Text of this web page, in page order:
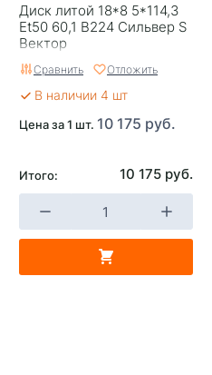
Диск литой 18*8 5*114,3
Et50 60,1 B224 Сильвер S
Вектор
Сравнить Отложить
В наличии 4 шт
Цена за 1 шт. 10 175 руб.
Итого: 10 175 руб.